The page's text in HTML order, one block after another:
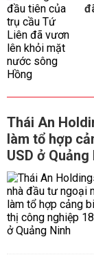
Thái An
làm tổ hợp
USD ở Quảng